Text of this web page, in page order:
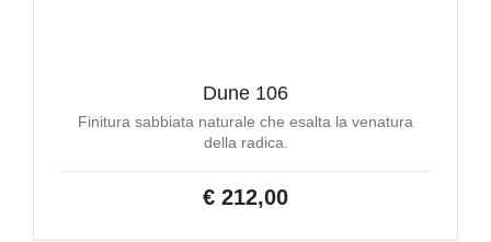
Dune 106
Finitura sabbiata naturale che esalta la venatura
della radica.
€ 212,00